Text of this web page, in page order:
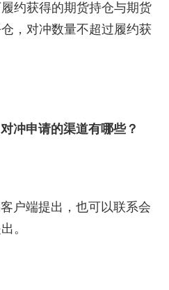
约获得的期货持仓与期货
，对冲数量不超过履约获
冲申请的渠道有哪些？
户端提出，也可以联系会
。